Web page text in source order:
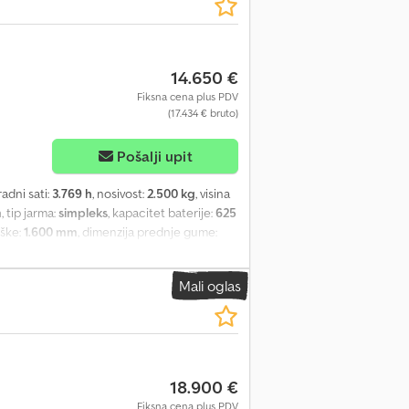
- LSP 0.5 Ref: ANL1005399
14.650 €
Fiksna cena plus PDV
(17.434 € bruto)
Pošalji upit
sati: 3.769 h, nosivost:2.500 kg, visina
, tip jarma:simpleks, kapacitet baterije:625
1.600 mm, dimenzija prednje gume:
Cedpfoxutlmox Ab Rerf - Vozilni
- Vozilo: dupli dodatni hidraulični sklop
sa bočnim pomeranjem - Uređaj za
Čelični ram - Građevinska visina sa
rikverc reflektor pozadi - Zadnji spot:
LFM-RFID - Jedna pedala - Centralno
okvir za bateriju - Aktivno
pomak +/- 100 zasebno - LSP 0.5
Mali oglas
18.900 €
Fiksna cena plus PDV